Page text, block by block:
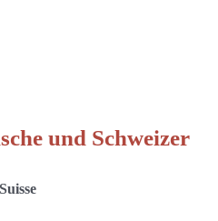
und Schweizer